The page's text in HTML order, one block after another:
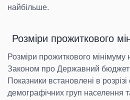
найбільше.
Розміри прожиткового
Розміри прожиткового мінімуму
Законом про Державний бюджет
Показники встановлені в
демографічних груп населення